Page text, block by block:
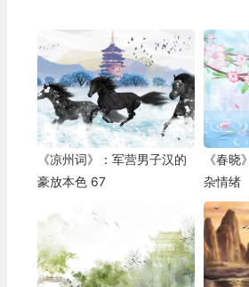
《凉州词》：军营男子汉的
豪放本色 67
《春晓
杂情绪